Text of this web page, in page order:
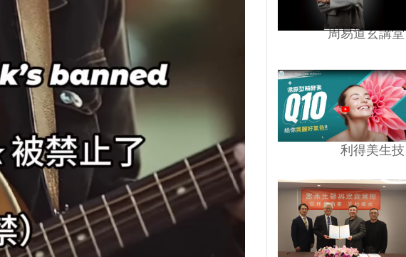
周易道玄講堂
利得美生技